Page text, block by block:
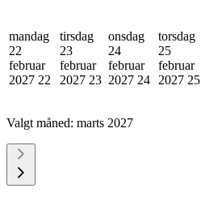
mandag
22
februar
2027 22
tirsdag
23
februar
2027 23
onsdag
24
februar
2027 24
torsdag
25
februar
2027 25
Valgt måned: marts 2027